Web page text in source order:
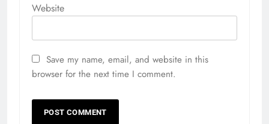
Website
Save my name, email, and website in this
browser for the next time I comment.